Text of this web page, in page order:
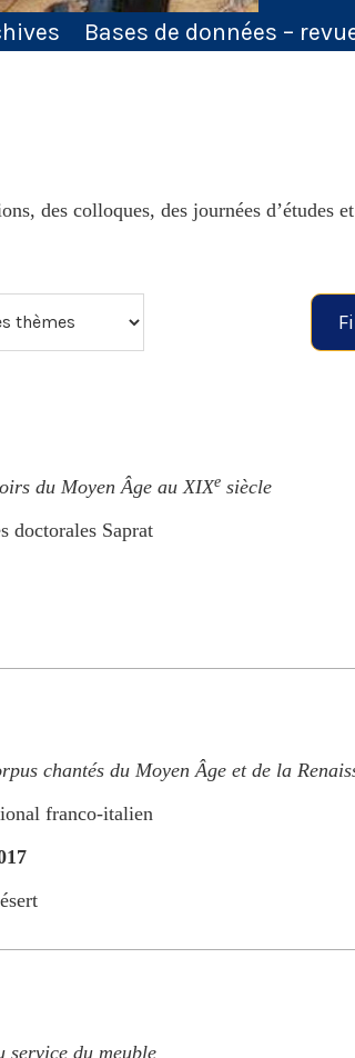
Bases de données –
des colloques, des journées d’études
du Moyen Âge au XIXe siècle
doctorales Saprat
chantés du Moyen Âge et de la
franco-italien
service du meuble